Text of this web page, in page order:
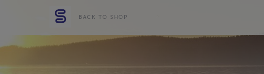
BACK TO SHOP